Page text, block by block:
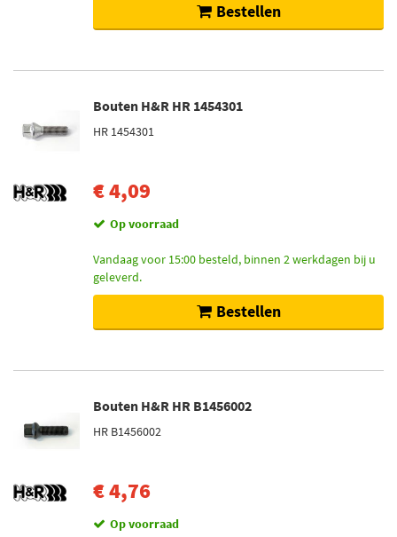
Bestellen
Bouten H&R HR 1454301
HR 1454301
€ 4,09
Op voorraad
Vandaag voor 15:00 besteld, binnen 2 werkdagen bij u
geleverd.
Bestellen
Bouten H&R HR B1456002
HR B1456002
€ 4,76
Op voorraad